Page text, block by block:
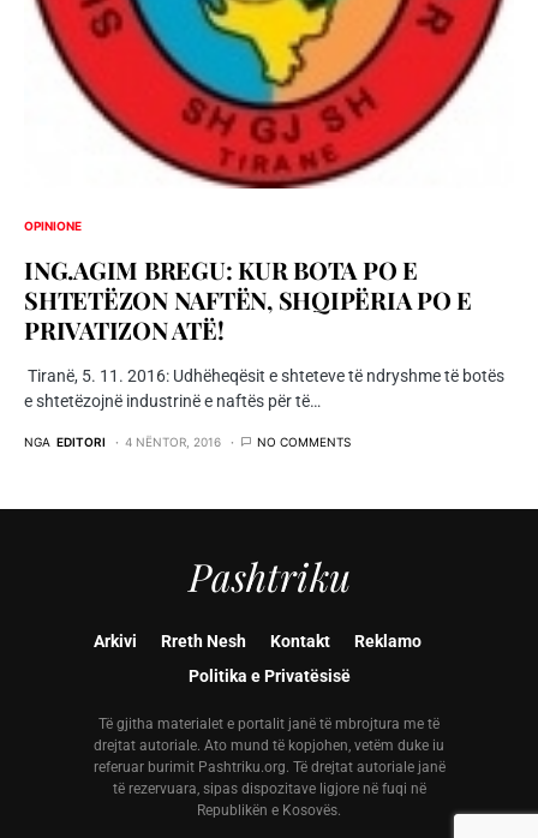
OPINIONE
ING.AGIM BREGU: KUR BOTA PO E
SHTETËZON NAFTËN, SHQIPËRIA PO E
PRIVATIZON ATË!
Tiranë, 5. 11. 2016: Udhëheqësit e shteteve të ndryshme të botës
e shtetëzojnë industrinë e naftës për të…
NGA EDITORI 4 NËNTOR, 2016 NO COMMENTS
Pashtriku
Arkivi Rreth Nesh Kontakt
Reklamo
Politika e Privatësisë
Të gjitha materialet e portalit janë të mbrojtura me të
drejtat autoriale. Ato mund të kopjohen, vetëm duke iu
referuar burimit Pashtriku.org. Të drejtat autoriale janë
të rezervuara, sipas dispozitave ligjore në fuqi në
Republikën e Kosovës.